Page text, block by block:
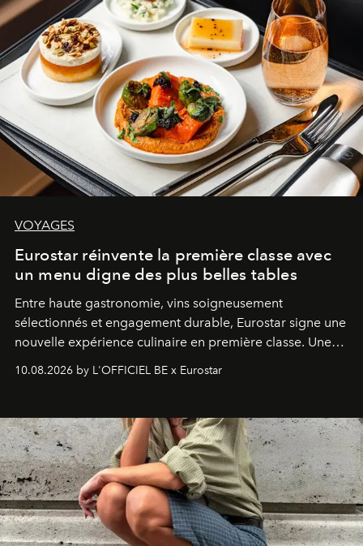
VOYAGES
Eurostar réinvente la première classe avec
un menu digne des plus belles tables
Entre haute gastronomie, vins soigneusement
sélectionnés et engagement durable, Eurostar signe une
nouvelle expérience culinaire en première classe. Une
invitation à redécouvrir le voyage ferroviaire sous le
prisme du goût et de l'élégance.
10.08.2026 by L'OFFICIEL BE x Eurostar